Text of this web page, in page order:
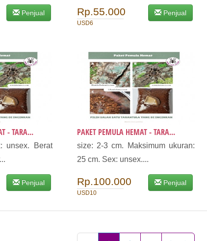
Penjual Rp.55.000
USD6
Penjual
- TARA...
unsex. Berat
Penjual
PAKET PEMULA HEMAT - TARA...
size: 2-3 cm. Maksimum ukuran:
25 cm. Sex: unsex....
Rp.100.000
USD10
Penjual